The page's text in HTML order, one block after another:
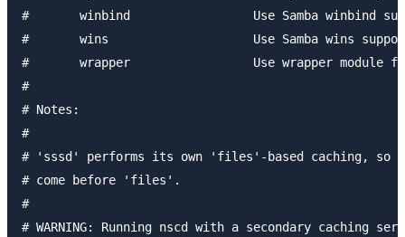
#	winbind			Use Samba winbind support
#	wins			Use Samba wins support
#	wrapper			Use wrapper module for testing
#
# Notes:
#
# 'sssd' performs its own 'files'-based caching, so
# come before 'files'.
#
# WARNING: Running nscd with a secondary caching